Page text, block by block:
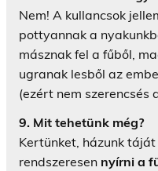
Nem! A kullancsok
pottyannak a
másznak fel a fűből,
ugranak lesből az
(ezért nem szerencsés
9. Mit tehetünk még?
Kertünket, házunk
rendszeresen nyírni a